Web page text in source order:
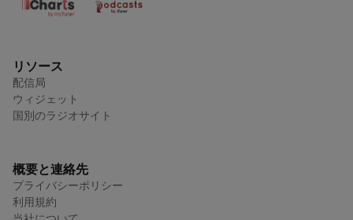
リソース
配信局
ウィジェット
国別のラジオサイト
概要と連絡先
プライバシーポリシー
利用規約